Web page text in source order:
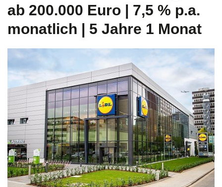
ab 200.000 Euro | 7,5 % p.a.
monatlich | 5 Jahre 1 Monat